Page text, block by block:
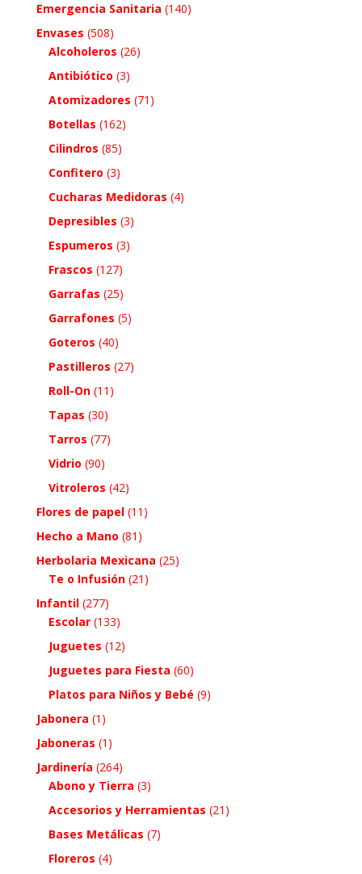
Emergencia Sanitaria (140)
Envases (508)
Alcoholeros (26)
Antibiótico (3)
Atomizadores (71)
Botellas (162)
Cilindros (85)
Confitero (3)
Cucharas Medidoras (4)
Depresibles (3)
Espumeros (3)
Frascos (127)
Garrafas (25)
Garrafones (5)
Goteros (40)
Pastilleros (27)
Roll-On (11)
Tapas (30)
Tarros (77)
Vidrio (90)
Vitroleros (42)
Flores de papel (11)
Hecho a Mano (81)
Herbolaria Mexicana (25)
Te o Infusión (21)
Infantil (277)
Escolar (133)
Juguetes (12)
Juguetes para Fiesta (60)
Platos para Niños y Bebé (9)
Jabonera (1)
Jaboneras (1)
Jardinería (264)
Abono y Tierra (3)
Accesorios y Herramientas (21)
Bases Metálicas (7)
Floreros (4)